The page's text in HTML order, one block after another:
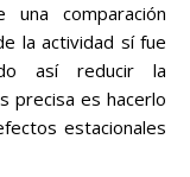
comparación
la actividad sí fue
así reducir la
precisa es hacerlo
estacionales